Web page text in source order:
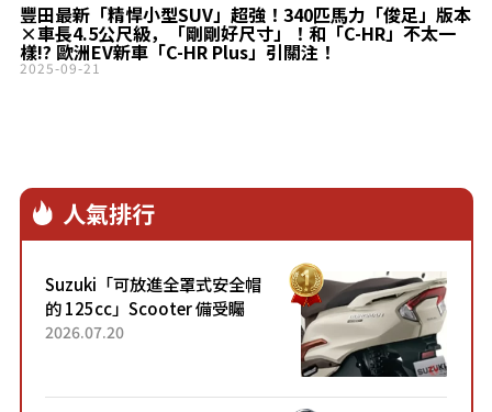
豐田最新「精悍小型SUV」超強！340匹馬力「俊足」版本
×車長4.5公尺級，「剛剛好尺寸」！和「C-HR」不太一
樣!? 歐洲EV新車「C-HR Plus」引關注！
2025-09-21
人氣排行
Suzuki「可放進全罩式安全帽
的 125cc」Scooter 備受矚
目！採用全新流線設計與各項
2026.07.20